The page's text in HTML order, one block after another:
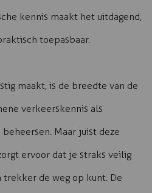
kennis maakt het uitdagend,
toepasbaar.
maakt, is de breedte van de
verkeerskennis als
Maar juist deze
ervoor dat je straks veilig
de weg op kunt. De